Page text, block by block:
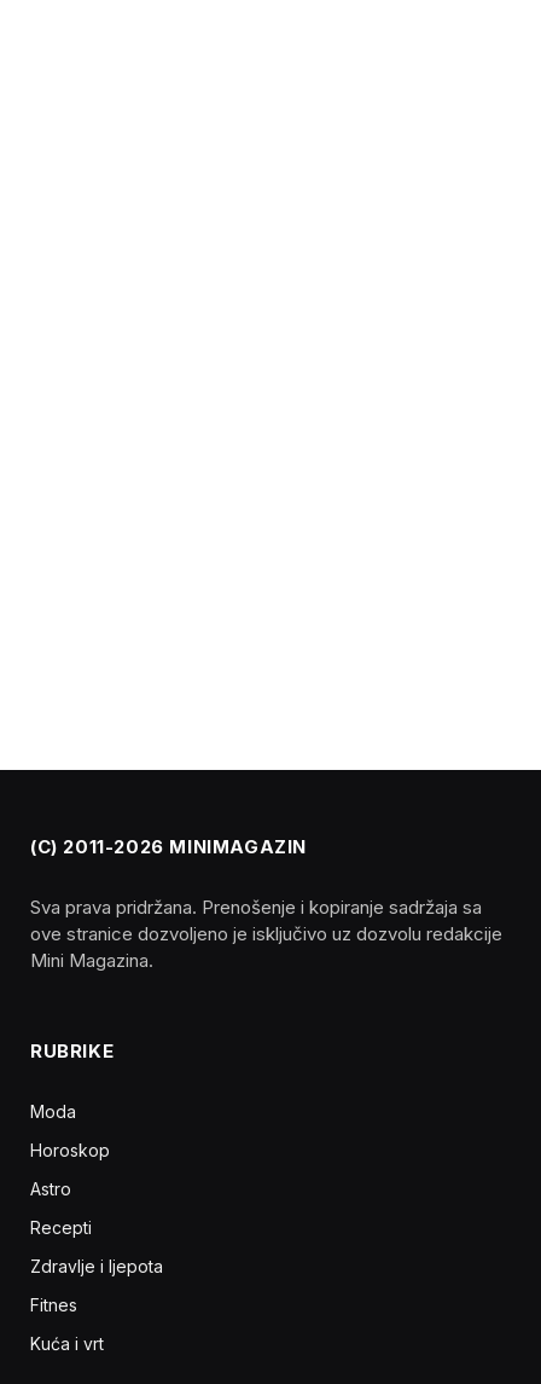
(C) 2011-2026 MINIMAGAZIN
Sva prava pridržana. Prenošenje i kopiranje sadržaja sa
ove stranice dozvoljeno je isključivo uz dozvolu redakcije
Mini Magazina.
RUBRIKE
Moda
Horoskop
Astro
Recepti
Zdravlje i ljepota
Fitnes
Kuća i vrt